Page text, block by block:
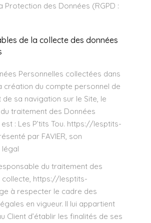
Protection des Données (RGPD :
de la collecte des données
Personnelles collectées dans
création du compte personnel de
de sa navigation sur le Site, le
traitement des Données
: Les P’tits Tou. https://lesptits-
par FAVIER, son
du traitement des
collecte, https://lesptits-
à respecter le cadre des
en vigueur. Il lui appartient
Client d’établir les finalités de ses